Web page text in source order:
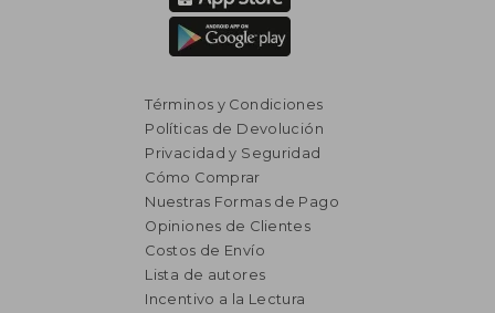
Términos y Condiciones
Políticas de Devolución
Privacidad y Seguridad
Cómo Comprar
Nuestras Formas de Pago
Opiniones de Clientes
Costos de Envío
Lista de autores
Incentivo a la Lectura